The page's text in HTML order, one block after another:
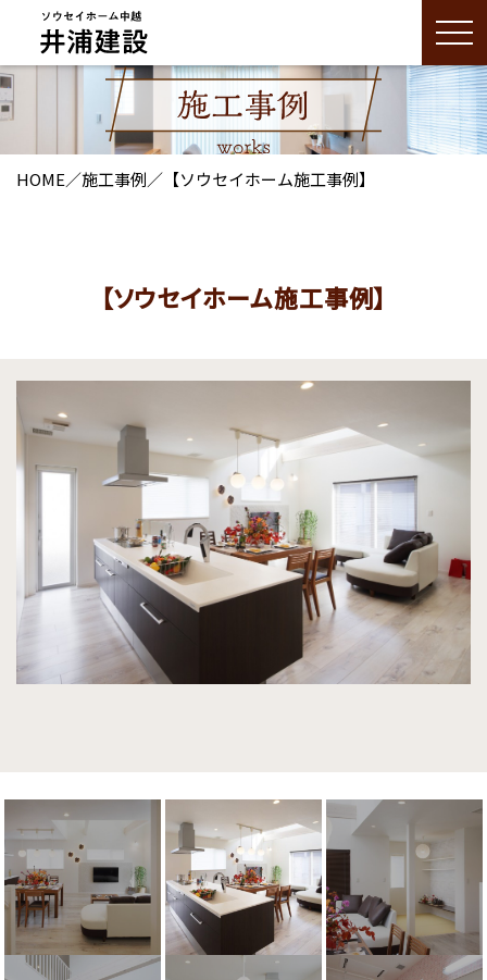
HOME／施工事例／ 【ソウセイホーム施工事例】
【ソウセイホーム施工事例】